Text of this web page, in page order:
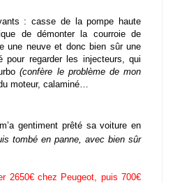
: casse de la pompe haute
de démonter la courroie de
une neuve et donc bien sûr une
regarder les injecteurs, qui
(confère le problème de mon
moteur, calaminé…
gentiment prêté sa voiture en
tombé en panne, avec bien sûr
2650€ chez Peugeot, puis 700€